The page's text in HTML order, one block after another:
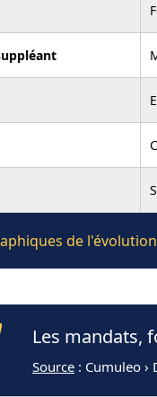
de
Les mandats,
Source : Cumuleo